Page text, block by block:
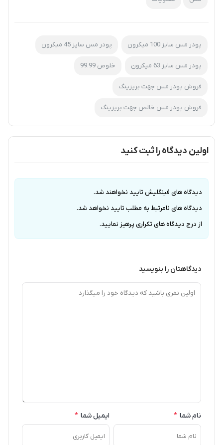
پودر مس سایز 100 میکرون پودر مس سایز 45 میکرون
پودر مس سایز 63 میکرون خلوص 99.99
فروش پودر مس جهت بریزینگ
فروش پودر مس خالص جهت بریزینگ
اولین دیدگاه را ثبت کنید
دیدگاه های فینگلیش تایید نخواهند شد.
دیدگاه های نامرتبط به مطلب تایید نخواهد شد.
از درج دیدگاه های تکراری پرهیز نمایید.
دیدگاهتان را بنویسید
نام شما * ایمیل شما *